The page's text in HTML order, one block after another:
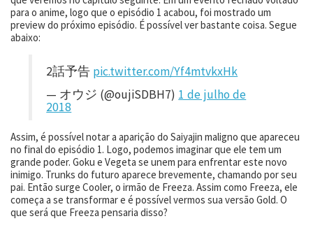
para o anime, logo que o episódio 1 acabou, foi mostrado um
preview do próximo episódio. É possível ver bastante coisa. Segue
abaixo:
2話予告 pic.twitter.com/Yf4mtvkxHk
— オウジ (@oujiSDBH7) 1 de julho de
2018
Assim, é possível notar a aparição do Saiyajin maligno que apareceu
no final do episódio 1. Logo, podemos imaginar que ele tem um
grande poder. Goku e Vegeta se unem para enfrentar este novo
inimigo. Trunks do futuro aparece brevemente, chamando por seu
pai. Então surge Cooler, o irmão de Freeza. Assim como Freeza, ele
começa a se transformar e é possível vermos sua versão Gold. O
que será que Freeza pensaria disso?